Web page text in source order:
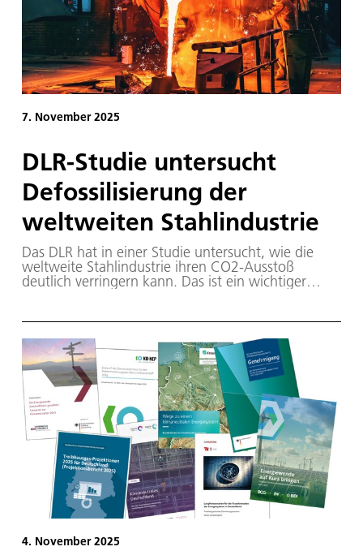
7. November 2025
DLR-Studie untersucht
Defossilisierung der
weltweiten Stahlindustrie
Das DLR hat in einer Studie untersucht, wie die
weltweite Stahlindustrie ihren CO2-Ausstoß
deutlich verringern kann. Das ist ein wichtiger
Stahl verursacht rund neun Prozent der weltweiten
Treibhausgas-Emissionen. In ihrer Studie
analysierten die Forschenden des DLR-Instituts für
Vernetzte Energiesysteme mit mehreren Szenarien,
wie sich die Einführung neuer Technologien auf die
Treibhausgasemission der weltweiten Eisen- und
Stahlproduktion auswirken kann. Drei
Technologien stehen dabei im Mittelpunkt: das
Abscheiden und Speichern von CO2 (englisch:
Carbon Capture and Storage, CCS), der Einsatz
von Wasserstoff sowie die strombasierte
Herstellung von Eisen.
4. November 2025